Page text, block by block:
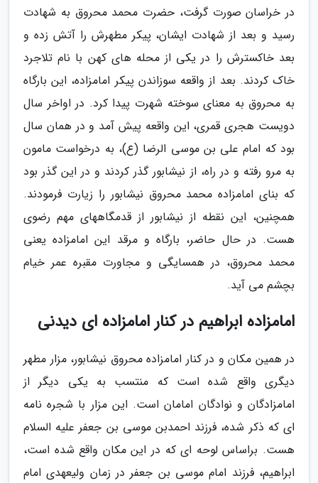
در خراسان صورت گرفت، حضرت محمد محروق به شهادت
رسید و بعد از شهادت ایشان، پیکر مطهرش را آتش زده و
بعد خاکسترش را در یکی از محله های کهن با نام تلاجرد
خاک کردند. بعد از واقعه سوزاندن پیکر امامزاده، این بارگاه
به محروق به معنای سوخته شهرت پیدا کرد. در اواخر سال
دویست هجری قمری، این واقعه پیش آمد و در همان سال
بود که امام علی بن موسی الرضا (ع)، به درخواست مامون
به مرو رفته و در راه، از نیشابور گذر کردند و در این گذر بود
که بنای امامزاده محمد محروق نیشابور را زیارت فرمودند.
همچنین، این نقطه از نیشابور از قدمگاههای مهم رضوی
هست. در حال حاضر، بارگاه و مرقد این امامزاده یعنی
محمد محروق، در همسایگی و مجاورت مقبره عمر خیام
بچشم می آید.
امامزاده ابراهیم در کنار امامزاده ای دیدنی
در همین مکان و در کنار امامزاده محروق نیشابور، مزار مطهر
دیگری واقع شده است که منتسب به یکی دیگر از
امامزادگان و نوادگان امامان است. این مزار با شجره نامه
ای که ذکر شده، فرزند احمدبن موسی بن جعفر علیه السلام
هست. براساس لوحه ای که در این مکان واقع شده است،
ابراهیم، فرزند امام موسی بن جعفر در زمان ولیعهدی امام